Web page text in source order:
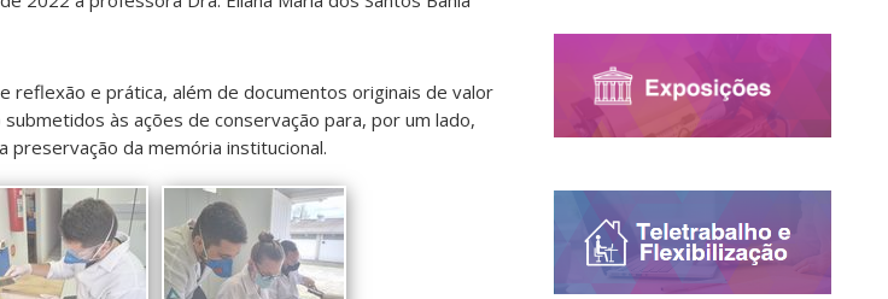
reflexão e prática, além de documentos originais de valor
às ações de conservação para, por um lado,
da memória institucional.